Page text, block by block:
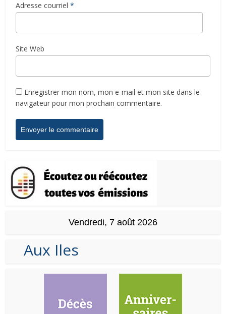
Adresse courriel *
Site Web
Enregistrer mon nom, mon e-mail et mon site dans le
navigateur pour mon prochain commentaire.
Vendredi, 7 août 2026
Aux Iles